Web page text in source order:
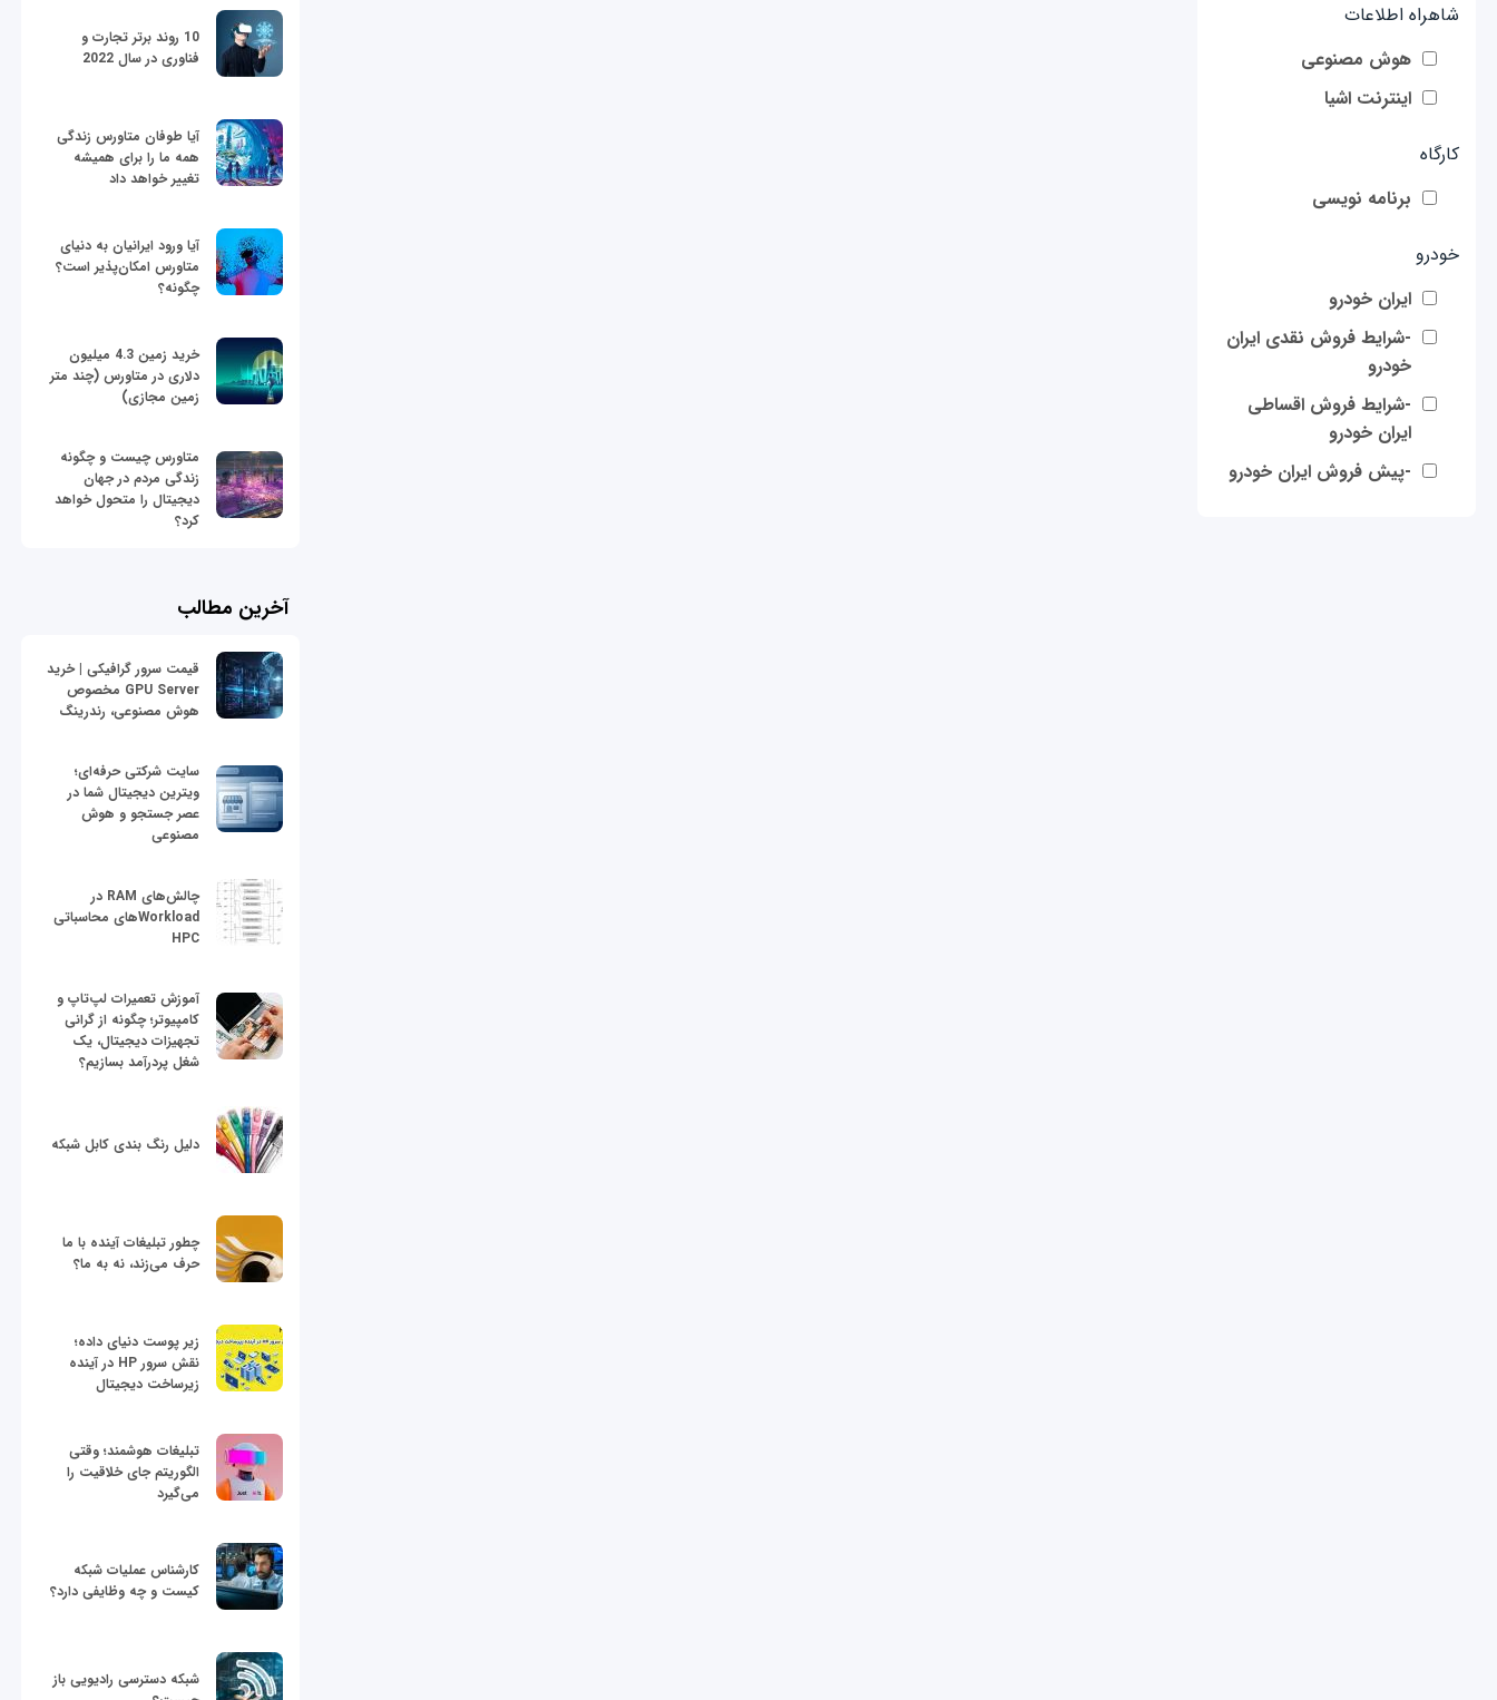
شاهراه اطلاعات
هوش مصنوعی
اینترنت اشیا
کارگاه
برنامه نویسی
خودرو
ایران خودرو
-شرایط فروش نقدی ایران
خودرو
-شرایط فروش اقساطی
ایران خودرو
-پیش فروش ایران خودرو
10 روند برتر تجارت و
فناوری در سال 2022
آیا طوفان متاورس زندگی
همه ما را برای همیشه
تغییر خواهد داد
آیا ورود ایرانیان به دنیای
متاورس امکان‌پذیر است؟
چگونه؟
خرید زمین 4.3 میلیون
دلاری در متاورس (چند متر
زمین مجازی)
متاورس چیست و چگونه
زندگی مردم در جهان
دیجیتال را متحول خواهد
کرد؟
آخرین مطالب
قیمت سرور گرافیکی | خرید
GPU Server مخصوص
هوش مصنوعی، رندرینگ
سایت شرکتی حرفه‌ای؛
ویترین دیجیتال شما در
عصر جستجو و هوش
مصنوعی
چالش‌های RAM در
Workloadهای محاسباتی
HPC
آموزش تعمیرات لپ‌تاپ و
کامپیوتر؛ چگونه از گرانی
تجهیزات دیجیتال، یک
شغل پردرآمد بسازیم؟
دلیل رنگ بندی کابل شبکه
چطور تبلیغات آینده با ما
حرف می‌زند، نه به ما؟
زیر پوست دنیای داده؛
نقش سرور HP در آینده
زیرساخت دیجیتال
تبلیغات هوشمند؛ وقتی
الگوریتم جای خلاقیت را
می‌گیرد
کارشناس عملیات شبکه
کیست و چه وظایفی دارد؟
شبکه دسترسی رادیویی باز